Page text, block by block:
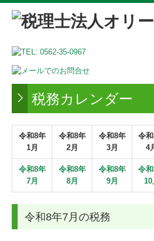
ホーム
事務所案内
業務案内
料金表
採用情報
募集要項
税務カレンダー
令和8年
1月
令和8年
2月
令和8年
3月
令和
4
令和8年
7月
令和8年
8月
令和8年
9月
令
10
令和8年7月の税務